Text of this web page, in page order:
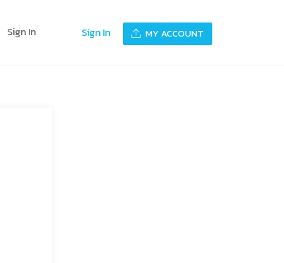
Sign In Sign In MY ACCOUNT